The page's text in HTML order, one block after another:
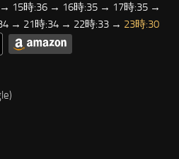
15時:36 → 16時:35 → 17時:35 →
→ 21時:34 → 22時:33 → 23時:30